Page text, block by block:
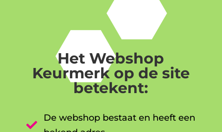
Het Webshop
Keurmerk op de site
betekent:

De webshop bestaat en heeft een